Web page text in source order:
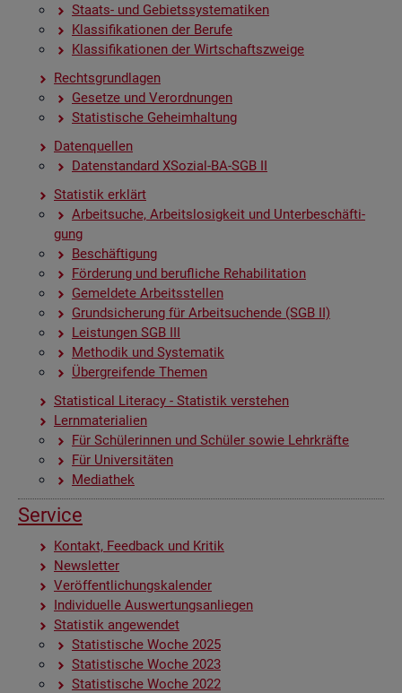
Staats- und Ge­biets­sys­te­ma­ti­ken
Klas­si­fi­ka­tio­nen der Be­ru­fe
Klas­si­fi­ka­tio­nen der Wirt­schafts­zwei­ge
Rechts­grund­la­gen
Ge­set­ze und Ver­ord­nun­gen
Sta­tis­ti­sche Ge­heim­hal­tung
Da­ten­quel­len
Da­ten­stan­dard XSo­zi­al-BA-SGB II
Sta­tis­tik er­klärt
Ar­beit­su­che, Ar­beits­lo­sig­keit und Un­ter­be­schäf­ti­
gung
Be­schäf­ti­gung
För­de­rung und be­ruf­li­che Re­ha­bi­li­ta­ti­on
Ge­mel­de­te Ar­beits­stel­len
Grund­si­che­rung für Ar­beit­su­chen­de (SGB II)
Leis­tun­gen SGB III
Me­tho­dik und Sys­te­ma­tik
Über­grei­fen­de The­men
Sta­ti­s­ti­cal Li­te­r­acy - Sta­tis­tik ver­ste­hen
Lern­ma­te­ria­li­en
Für Schü­le­rin­nen und Schü­ler sowie Lehr­kräf­te
Für Uni­ver­si­tä­ten
Me­dia­thek
Ser­vice
Kon­takt, Feed­back und Kri­tik
News­let­ter
Ver­öf­fent­li­chungs­ka­len­der
In­di­vi­du­el­le Aus­wer­tungs­an­lie­gen
Sta­tis­tik an­ge­wen­det
Sta­tis­ti­sche Woche 2025
Sta­tis­ti­sche Woche 2023
Sta­tis­ti­sche Woche 2022